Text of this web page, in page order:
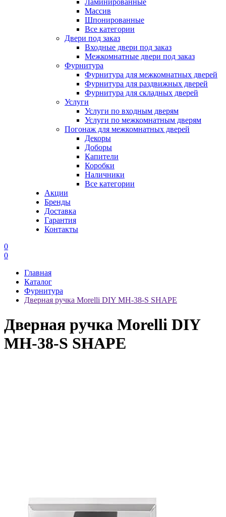
Массив
Шпонированные
Все категории
Двери под заказ
Входные двери под заказ
Межкомнатные двери под заказ
Фурнитура
Фурнитура для межкомнатных дверей
Фурнитура для раздвижных дверей
Фурнитура для складных дверей
Услуги
Услуги по входным дверям
Услуги по межкомнатным дверям
Погонаж для межкомнатных дверей
Декоры
Доборы
Капители
Коробки
Наличники
Все категории
Акции
Бренды
Доставка
Гарантия
Контакты
0
0
Главная
Каталог
Фурнитура
Дверная ручка Morelli DIY MH-38-S SHAPE
Дверная ручка Morelli DIY
MH-38-S SHAPE